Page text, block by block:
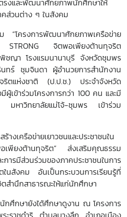
รงและพัฒนาศักยภาพนักศึกษาให้
ส่วนต่าง ๆ ในสังคม
“โครงการพัฒนาศักยภาพเครือข่าย
ม STRONG จิตพอเพียงต้านทุจริต
ญา โรงแรมนานาบุรี จังหวัดชุมพร
นทร์ ชุมจินดา ผู้อำนวยการสำนักงาน
จริตแห่งชาติ (ป.ป.ช.) ประจำจังหวัด
เข้าร่วมโครงการกว่า 100 คน และมี
มหาวิทยาลัยแม่โจ้-ชุมพร เข้าร่วม
งเครือข่ายเยาวชนและประชาชนใน
พียงต้านทุจริต” ส่งเสริมคุณธรรม
ารมีส่วนร่วมของภาคประชาชนในการ
ในสังคม อันเป็นกระบวนการเรียนรู้ที่
ตสำนึกสาธารณะให้แก่นักศึกษา
กศึกษายังได้ศึกษาดูงาน ณ โครงการ